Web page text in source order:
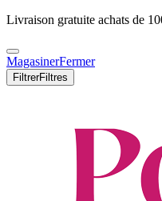
Livraison gratuite achats de
MagasinerFermer
FiltrerFiltres